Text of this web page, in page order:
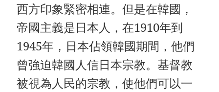
西方印象緊密相連。但是在韓國，
帝國主義是日本人，在1910年到
1945年，日本佔領韓國期間，他們
曾強迫韓國人信日本宗教。基督教
被視為人民​​的宗教，使他們可以一